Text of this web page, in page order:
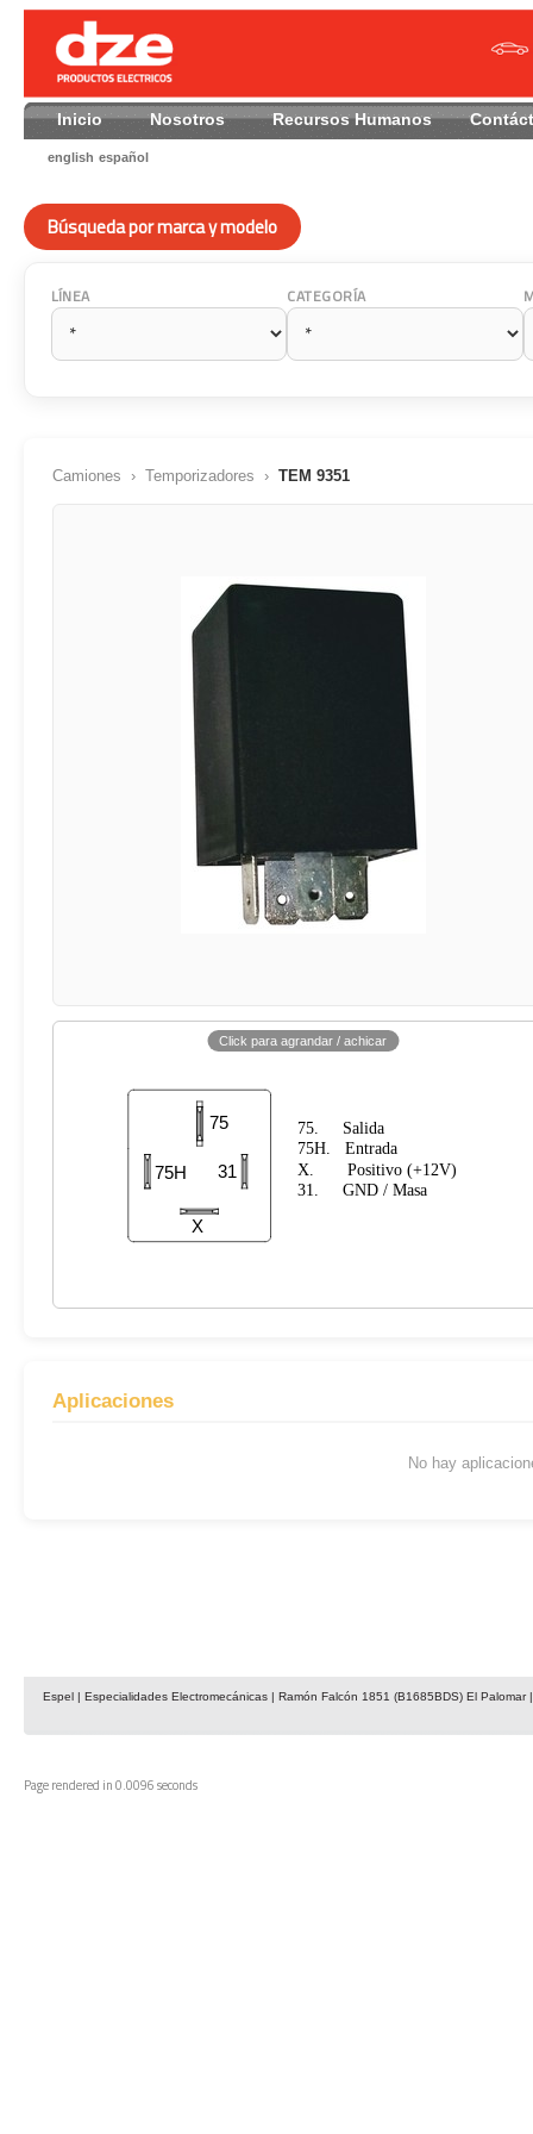
Inicio Nosotros Recursos Humanos
english español
Búsqueda por marca y modelo
LÍNEA CATEGORÍA
Camiones › Temporizadores › TEM 9351
Click para agrandar / achicar
Aplicaciones
No hay
Espel | Especialidades Electromecánicas | Ramón Falcón 1851 (B1685BDS) El
Page rendered in 0.0096 seconds